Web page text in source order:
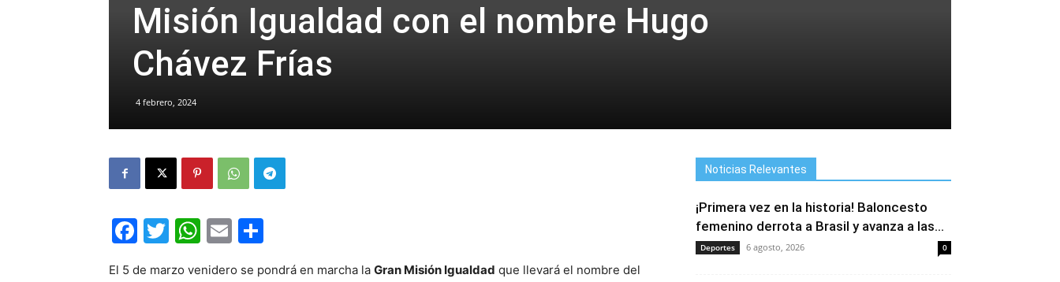
Misión Igualdad con el nombre Hugo
Chávez Frías
4 febrero, 2024
Facebook
Twitter
WhatsApp
Email
El 5 de marzo venidero se pondrá en marcha la Gran Misión Igualdad que llevará el nombre del
Noticias Relevantes
¡Primera vez en la historia! Baloncesto
femenino derrota a Brasil y avanza a las...
Deportes 6 agosto, 2026 0